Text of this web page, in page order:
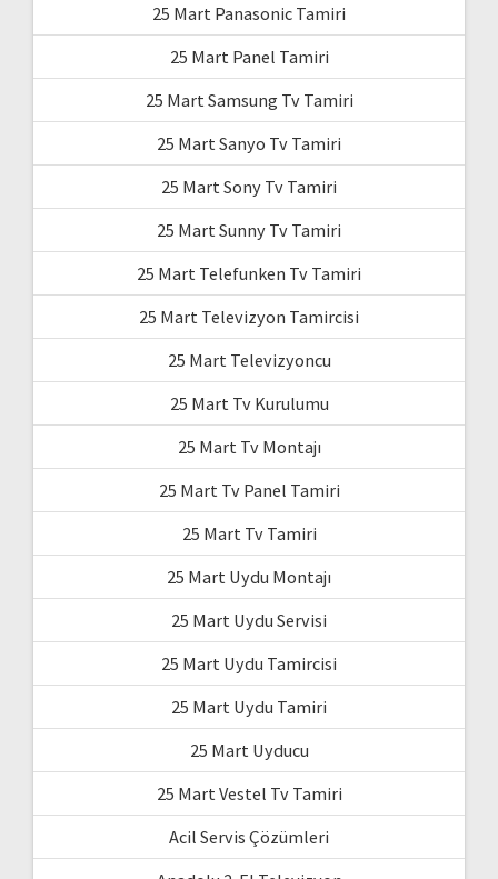
25 Mart Panasonic Tamiri
25 Mart Panel Tamiri
25 Mart Samsung Tv Tamiri
25 Mart Sanyo Tv Tamiri
25 Mart Sony Tv Tamiri
25 Mart Sunny Tv Tamiri
25 Mart Telefunken Tv Tamiri
25 Mart Televizyon Tamircisi
25 Mart Televizyoncu
25 Mart Tv Kurulumu
25 Mart Tv Montajı
25 Mart Tv Panel Tamiri
25 Mart Tv Tamiri
25 Mart Uydu Montajı
25 Mart Uydu Servisi
25 Mart Uydu Tamircisi
25 Mart Uydu Tamiri
25 Mart Uyducu
25 Mart Vestel Tv Tamiri
Acil Servis Çözümleri